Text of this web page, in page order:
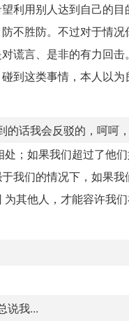
利用别人达到自己的
不胜防。不过对于情
谎言、是非的有力回
到这类事情，本人以
话我会反驳的，呵呵
；如果我们超过了他
我们的情况下，如果
其他人，才能容许我
说我...